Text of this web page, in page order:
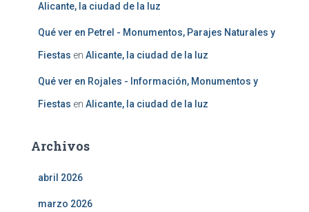
Alicante, la ciudad de la luz
Qué ver en Petrel - Monumentos, Parajes Naturales y
Fiestas en Alicante, la ciudad de la luz
Qué ver en Rojales - Información, Monumentos y
Fiestas en Alicante, la ciudad de la luz
Archivos
abril 2026
marzo 2026